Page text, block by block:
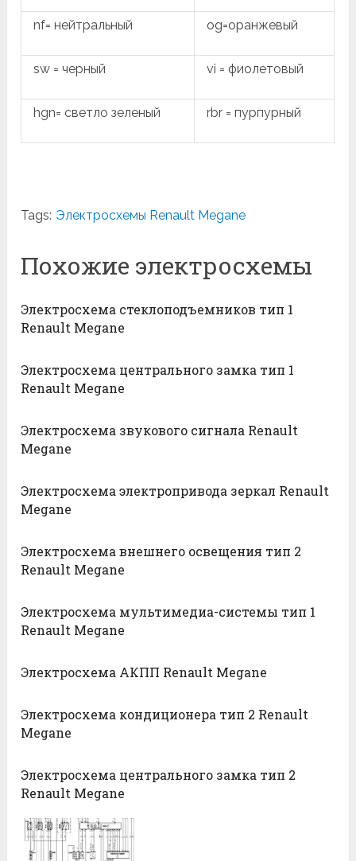
nf= нейтральный og=оранжевый
sw = черный vi = фиолетовый
hgn= светло зеленый rbr = пурпурный
Tags: Электросхемы Renault Megane
Похожие электросхемы
Электросхема стеклоподъемников тип 1
Renault Megane
Электросхема центрального замка тип 1
Renault Megane
Электросхема звукового сигнала Renault
Megane
Электросхема электропривода зеркал Renault
Megane
Электросхема внешнего освещения тип 2
Renault Megane
Электросхема мультимедиа-системы тип 1
Renault Megane
Электросхема АКПП Renault Megane
Электросхема кондиционера тип 2 Renault
Megane
Электросхема центрального замка тип 2
Renault Megane